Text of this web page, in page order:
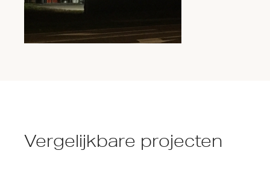
Vergelijkbare projecten